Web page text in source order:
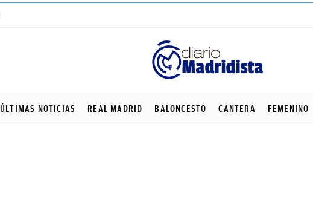
ÚLTIMAS NOTICIAS REAL MADRID BALONCESTO CANTERA FEMENINO